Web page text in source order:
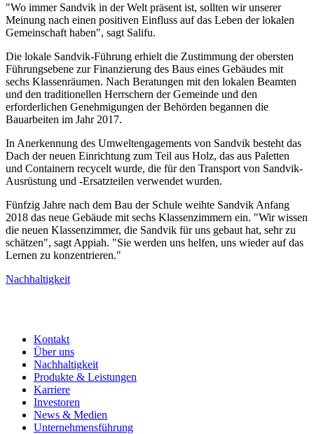
"Wo immer Sandvik in der Welt präsent ist, sollten wir unserer
Meinung nach einen positiven Einfluss auf das Leben der lokalen
Gemeinschaft haben", sagt Salifu.
Die lokale Sandvik-Führung erhielt die Zustimmung der obersten
Führungsebene zur Finanzierung des Baus eines Gebäudes mit
sechs Klassenräumen. Nach Beratungen mit den lokalen Beamten
und den traditionellen Herrschern der Gemeinde und den
erforderlichen Genehmigungen der Behörden begannen die
Bauarbeiten im Jahr 2017.
In Anerkennung des Umweltengagements von Sandvik besteht das
Dach der neuen Einrichtung zum Teil aus Holz, das aus Paletten
und Containern recycelt wurde, die für den Transport von Sandvik-
Ausrüstung und -Ersatzteilen verwendet wurden.
Fünfzig Jahre nach dem Bau der Schule weihte Sandvik Anfang
2018 das neue Gebäude mit sechs Klassenzimmern ein. "Wir wissen
die neuen Klassenzimmer, die Sandvik für uns gebaut hat, sehr zu
schätzen", sagt Appiah. "Sie werden uns helfen, uns wieder auf das
Lernen zu konzentrieren."
Nachhaltigkeit
Kontakt
Über uns
Nachhaltigkeit
Produkte & Leistungen
Karriere
Investoren
News & Medien
Unternehmensführung